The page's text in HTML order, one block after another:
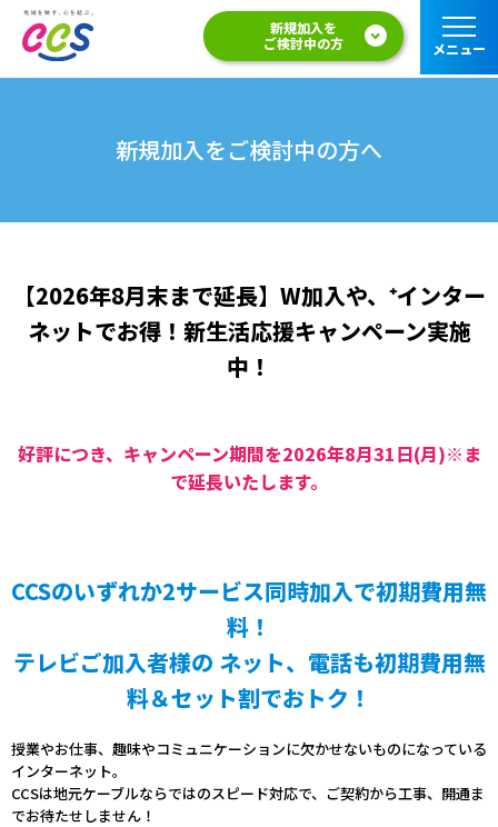
新規加入を
ご検討中の方
メニュー
新規加入をご検討中の方へ
【2026年8月末まで延長】W加入や、⁺インター
ネットでお得！新生活応援キャンペーン実施
中！
好評につき、キャンペーン期間を2026年8月31日(月)※ま
で延長いたします。
CCSのいずれか2サービス同時加入で初期費用無
料！
テレビご加入者様の ネット、電話も初期費用無
料＆セット割でおトク！
授業やお仕事、趣味やコミュニケーションに欠かせないものになっている
インターネット。
CCSは地元ケーブルならではのスピード対応で、ご契約から工事、開通ま
でお待たせしません！